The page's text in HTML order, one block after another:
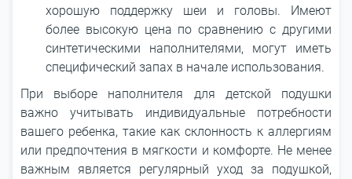
хорошую поддержку шеи и головы. Имеют
более высокую цена по сравнению с другими
синтетическими наполнителями, могут иметь
специфический запах в начале использования.
При выборе наполнителя для детской подушки
важно учитывать индивидуальные потребности
вашего ребенка, такие как склонность к аллергиям
или предпочтения в мягкости и комфорте. Не менее
важным является регулярный уход за подушкой,